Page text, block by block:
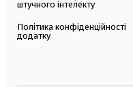
штучного інтелекту
Політика конфіденційності
додатку